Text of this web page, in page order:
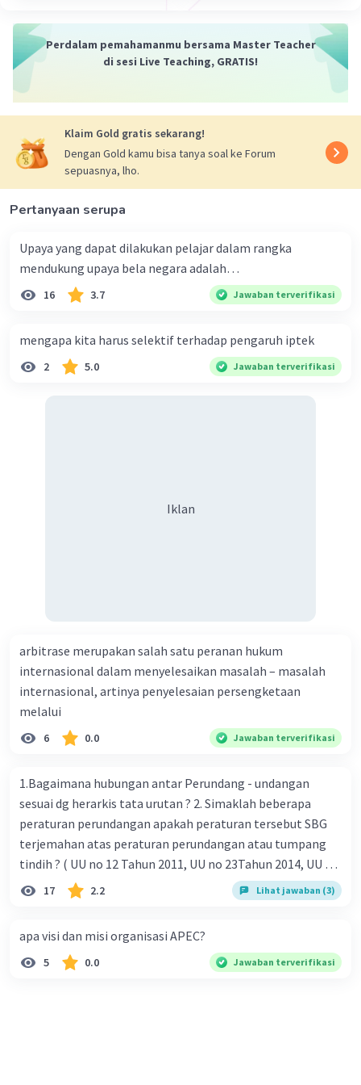
Perdalam pemahamanmu bersama Master Teacher
di sesi Live Teaching, GRATIS!
Klaim Gold gratis sekarang!
Dengan Gold kamu bisa tanya soal ke Forum
sepuasnya, lho.
Pertanyaan serupa
Upaya yang dapat dilakukan pelajar dalam rangka
mendukung upaya bela negara adalah…
16 3.7 Jawaban terverifikasi
mengapa kita harus selektif terhadap pengaruh iptek
2 5.0 Jawaban terverifikasi
Iklan
arbitrase merupakan salah satu peranan hukum
internasional dalam menyelesaikan masalah – masalah
internasional, artinya penyelesaian persengketaan
melalui
6 0.0 Jawaban terverifikasi
1.Bagaimana hubungan antar Perundang - undangan
sesuai dg herarkis tata urutan ? 2. Simaklah beberapa
peraturan perundangan apakah peraturan tersebut SBG
terjemahan atas peraturan perundangan atau tumpang
tindih ? ( UU no 12 Tahun 2011, UU no 23Tahun 2014, UU No
25 Tahun 2004 ) 3 . Tuliskan peraturan perundangan yg di
undangkan atas perintah TAP MPR NO I / MPR/ 2003
pasal18, pasal 22, pasal 23, Pasal 26 , Pasal 27,pasal ,pasal
28, pasal 29, pasal 30 ,pasal 31 dan pasal 33 )
17 2.2 Lihat jawaban (3)
apa visi dan misi organisasi APEC?
5 0.0 Jawaban terverifikasi